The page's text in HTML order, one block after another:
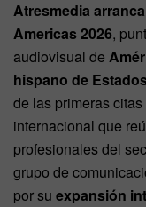
Atresmedia
Americas 2026,
audiovisual de
hispano de
de las primeras
internacional que
profesionales del
grupo de
por su expansión